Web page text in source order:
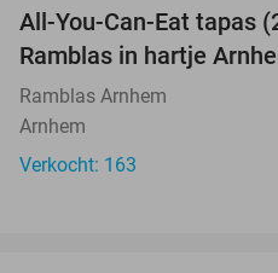
All-You-Can-Eat tapas
Ramblas in hartje
Ramblas Arnhem
Arnhem
Verkocht: 163